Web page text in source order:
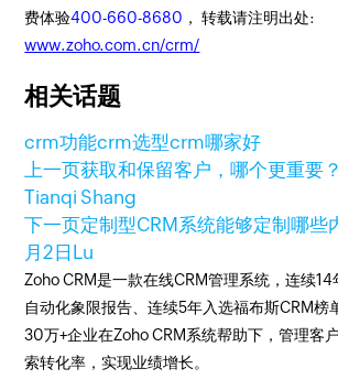
费体验400-660-8680 ， 转载请注明出处:
www.zoho.com.cn/crm/
相关话题
crm功能crm选型crm哪家好
上一页获取和保留客户，哪个更重要
Tianqi Shang
下一页定制型CRM系统能够定制哪些
月2日 Lu
Zoho CRM是一款在线CRM管理系统，连续
自动化象限报告、连续5年入选福布斯CRM榜
30万+企业在Zoho CRM系统帮助下，管理客
索转化率，实现业绩增长。